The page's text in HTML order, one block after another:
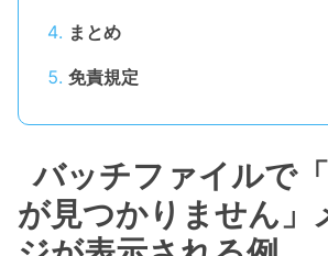
まとめ
免責規定
バッチファイルで
が見つかりません」